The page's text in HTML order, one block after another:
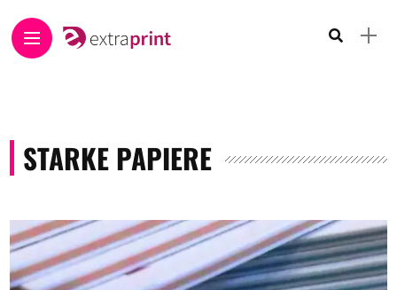
STARKE PAPIERE